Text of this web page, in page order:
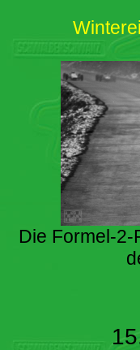
Die Formel-